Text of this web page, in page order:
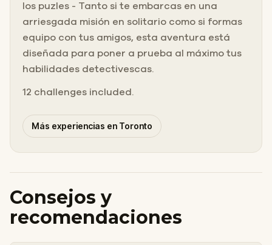
los puzles - Tanto si te embarcas en una
arriesgada misión en solitario como si formas
equipo con tus amigos, esta aventura está
diseñada para poner a prueba al máximo tus
habilidades detectivescas.
12 challenges included.
Más experiencias en Toronto
Consejos y
recomendaciones